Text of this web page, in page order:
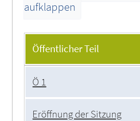
aufklappen
Tagesordnung
Öffentlicher Teil
Ö 1
Eröffnung der Sitzung